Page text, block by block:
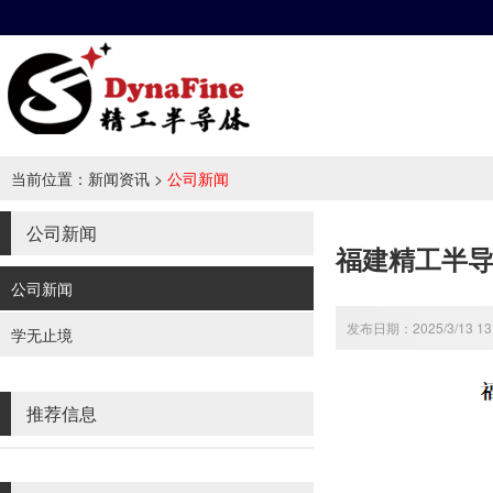
当前位置： 新闻资讯 > 公司新闻
公司新闻
公司新闻
学无止境
推荐信息
福建精工半
发布日期：2025/3/13